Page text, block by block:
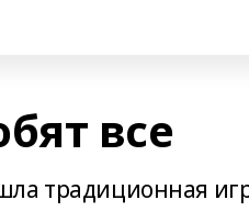
все
традиционная